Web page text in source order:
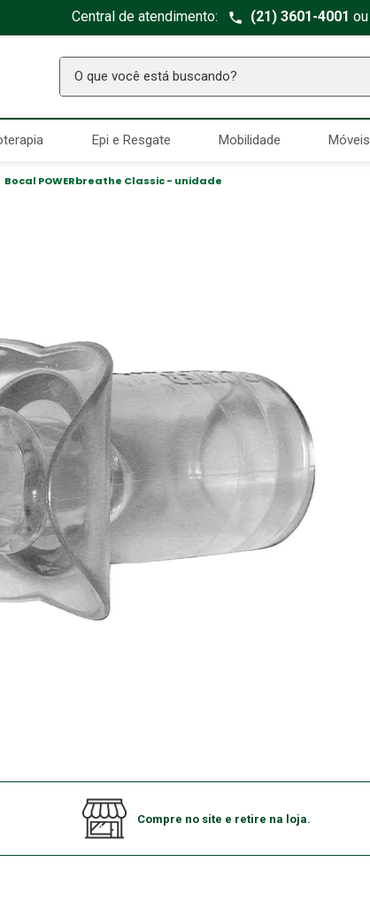
Central de atendimento: (21) 3601-4001 ou
O que você está buscando?
Epi e Resgate Mobilidade Móveis
Bocal POWERbreathe Classic - unidade
Compre no site e retire na loja.
TERMOS MAIS BUSCADOS
Seringa Insulina
2º Fralda Geriatrica
8 º Gaze Esteril
9 º Gaze
10 Cadeira Banho